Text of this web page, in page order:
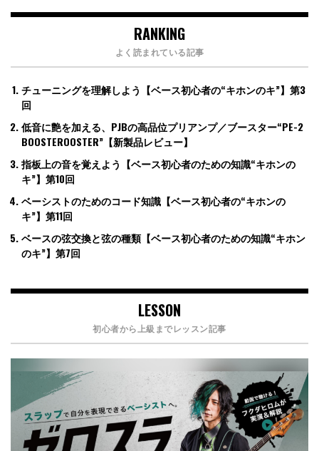
RANKING
よく読まれている記事
チューニングを理解しよう【ベース初心者の“キホンのキ”】第3
回
低音に艶を加える、PJBの高品位プリアンプ／ブースター“PE-2
BOOSTEROOSTER”【新製品レビュー】
指板上の音を覚えよう【ベース初心者のための知識“キホンの
キ”】第10回
ベーシストのためのコード知識【ベース初心者の“キホンの
キ”】第11回
ベースの弦交換と弦の種類【ベース初心者のための知識“キホン
のキ”】第7回
LESSON
初心者から上級までレッスン記事